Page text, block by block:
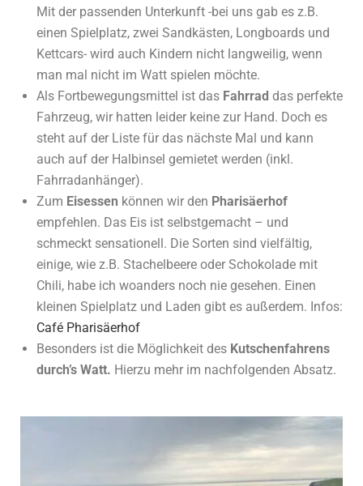
Mit der passenden Unterkunft -bei uns gab es z.B.
einen Spielplatz, zwei Sandkästen, Longboards und
Kettcars- wird auch Kindern nicht langweilig, wenn
man mal nicht im Watt spielen möchte.
Als Fortbewegungsmittel ist das Fahrrad das perfekte
Fahrzeug, wir hatten leider keine zur Hand. Doch es
steht auf der Liste für das nächste Mal und kann
auch auf der Halbinsel gemietet werden (inkl.
Fahrradanhänger).
Zum Eisessen können wir den Pharisäerhof
empfehlen. Das Eis ist selbstgemacht – und
schmeckt sensationell. Die Sorten sind vielfältig,
einige, wie z.B. Stachelbeere oder Schokolade mit
Chili, habe ich woanders noch nie gesehen. Einen
kleinen Spielplatz und Laden gibt es außerdem. Infos:
Café Pharisäerhof
Besonders ist die Möglichkeit des Kutschenfahrens
durch’s Watt. Hierzu mehr im nachfolgenden Absatz.